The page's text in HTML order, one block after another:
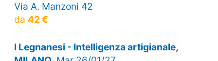
Via A. Manzoni 42
da 42 €
I Legnanesi - Intelligenza artigianale,